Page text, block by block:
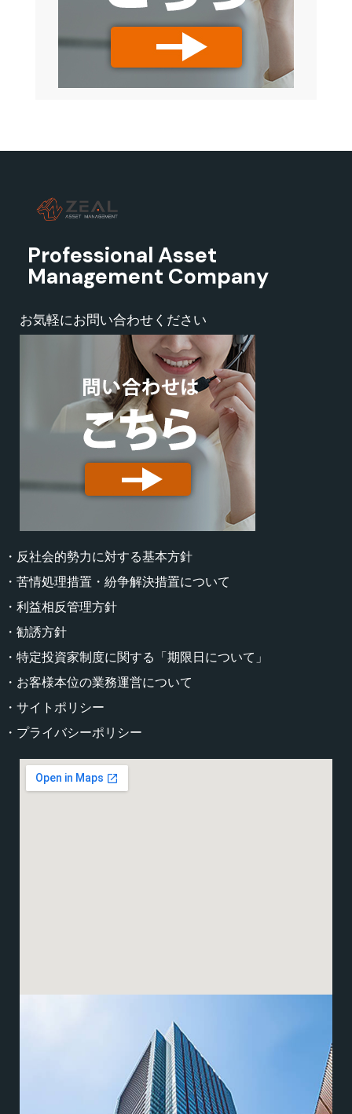
Professional Asset
Management Company
お気軽にお問い合わせください
・反社会的勢力に対する基本方針
・苦情処理措置・紛争解決措置について
・利益相反管理方針
・勧誘方針
・特定投資家制度に関する「期限日について」
・お客様本位の業務運営について
・サイトポリシー
・プライバシーポリシー